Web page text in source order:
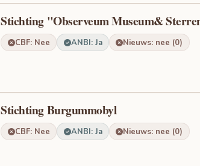
Stichting "Observeum Museum&
CBF: Nee ANBI: Ja Nieuws: nee (0)
Stichting Burgummobyl
CBF: Nee ANBI: Ja Nieuws: nee (0)